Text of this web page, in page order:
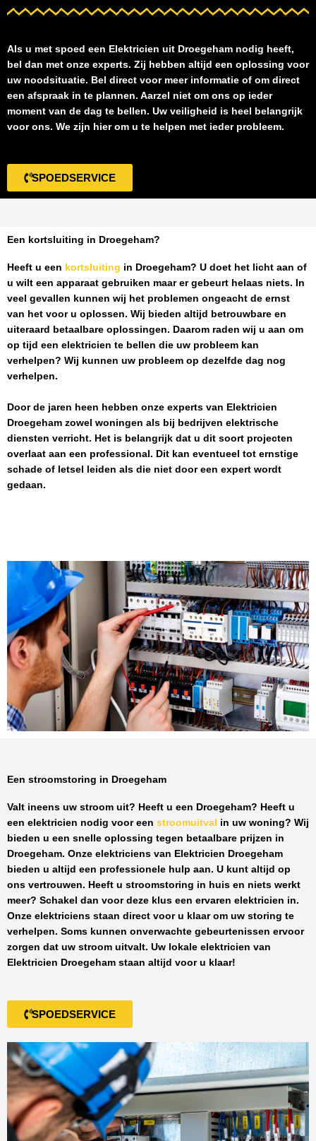
Als u met spoed een Elektricien uit Droegeham nodig heeft,
bel dan met onze experts. Zij hebben altijd een oplossing voor
uw noodsituatie. Bel direct voor meer informatie of om direct
een afspraak in te plannen. Aarzel niet om ons op ieder
moment van de dag te bellen. Uw veiligheid is heel belangrijk
voor ons. We zijn hier om u te helpen met ieder probleem.
SPOEDSERVICE
Een kortsluiting in Droegeham?
Heeft u een kortsluiting in Droegeham? U doet het licht aan of
u wilt een apparaat gebruiken maar er gebeurt helaas niets. In
veel gevallen kunnen wij het problemen ongeacht de ernst
van het voor u oplossen. Wij bieden altijd betrouwbare en
uiteraard betaalbare oplossingen. Daarom raden wij u aan om
op tijd een elektricien te bellen die uw probleem kan
verhelpen? Wij kunnen uw probleem op dezelfde dag nog
verhelpen.
Door de jaren heen hebben onze experts van Elektricien
Droegeham zowel woningen als bij bedrijven elektrische
diensten verricht. Het is belangrijk dat u dit soort projecten
overlaat aan een professional. Dit kan eventueel tot ernstige
schade of letsel leiden als die niet door een expert wordt
gedaan.
Een stroomstoring in Droegeham
Valt ineens uw stroom uit? Heeft u een Droegeham? Heeft u
een elektricien nodig voor een stroomuitval in uw woning? Wij
bieden u een snelle oplossing tegen betaalbare prijzen in
Droegeham. Onze elektriciens van Elektricien Droegeham
bieden u altijd een professionele hulp aan. U kunt altijd op
ons vertrouwen. Heeft u stroomstoring in huis en niets werkt
meer? Schakel dan voor deze klus een ervaren elektricien in.
Onze elektriciens staan direct voor u klaar om uw storing te
verhelpen. Soms kunnen onverwachte gebeurtenissen ervoor
zorgen dat uw stroom uitvalt. Uw lokale elektricien van
Elektricien Droegeham staan altijd voor u klaar!
SPOEDSERVICE